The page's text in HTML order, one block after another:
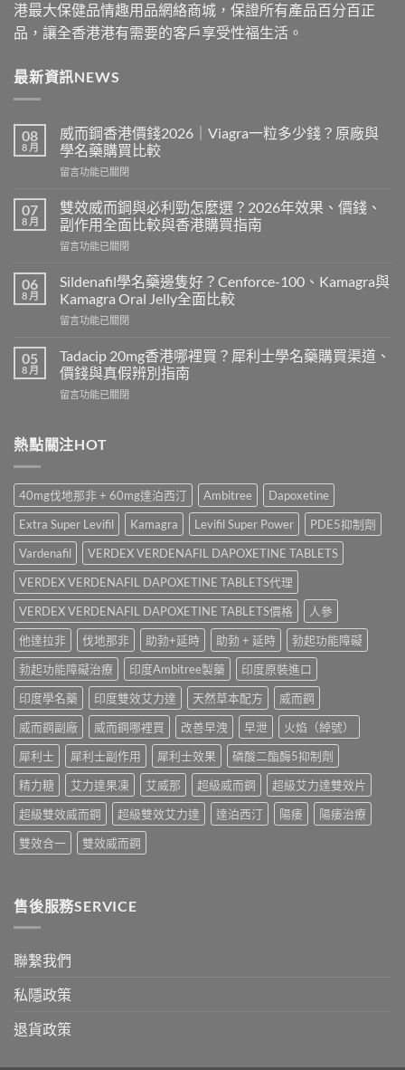
港最大保健品情趣用品網絡商城，保證所有產品百分百正
品，讓全香港港有需要的客戶享受性福生活。
最新資訊NEWS
08
8 月
威而鋼香港價錢2026｜Viagra一粒多少錢？原廠與
學名藥購買比較
在
而
鋼
香
港
錢
2026
Viagra
粒
多
錢？
與
藥
購
買
比
較〉
中
留言功能已關閉
07
8 月
雙效威而鋼與必利勁怎麼選？2026年效果、價錢、
副作用全面比較與香港購買指南
在
效
威
而
鋼
必
利
勁
怎
2026
果、
價
錢、
副
作
用
全
面
比
較
與
香
港
購
買
指
南〉
留言功能已關閉
06
8 月
Sildenafil學名藥邊隻好？Cenforce-100、Kamagra與
Kamagra Oral Jelly全面比較
在
學
名
藥
邊
Cenforce-
與
Kamagra
Jelly
全
面
比
較〉
中
留言功能已關閉
05
8 月
Tadacip 20mg香港哪裡買？犀利士學名藥購買渠道、
價錢與真假辨別指南
在
香
港
裡
買？
犀
利
士
學
名
藥
購
買
渠
道、
價
錢
與
真
假
辨
指
南〉
中
留言功能已關閉
熱點關注HOT
40mg伐地那非 + 60mg達泊西汀 Ambitree
Dapoxetine
Extra Super Levifil
Kamagra Levifil Super Power
PDE5抑制劑
Vardenafil
VERDEX VERDENAFIL DAPOXETINE TABLETS
VERDEX VERDENAFIL DAPOXETINE TABLETS代理
VERDEX VERDENAFIL DAPOXETINE TABLETS價格
人參
他達拉非
伐地那非 助勃+延時 助勃 + 延時
勃起功能障礙
勃起功能障礙治療
印度Ambitree製藥
印度原裝進口
印度學名藥
印度雙效艾力達 天然草本配方
威而鋼
威而鋼副廠
威而鋼哪裡買 改善早洩 早泄
火焰（綽號）
犀利士
犀利士副作用 犀利士效果
磷酸二酯酶5抑制劑
精力糖
艾力達果凍 艾威那 超級威而鋼
超級艾力達雙效片
超級雙效威而鋼
超級雙效艾力達 達泊西汀 陽痿
陽痿治療
雙效合一
雙效威而鋼
售後服務SERVICE
聯繫我們
私隱政策
退貨政策